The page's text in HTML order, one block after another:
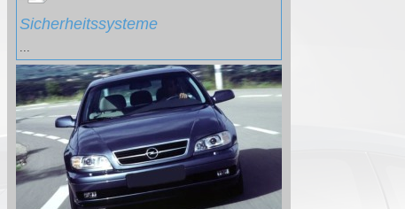
Sicherheitssysteme
...